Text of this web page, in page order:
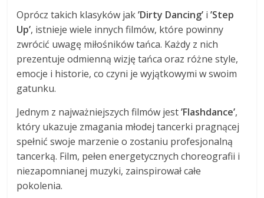
Oprócz takich klasyków jak’Dirty Dancing’ i’Step
Up’, istnieje wiele innych filmów, które powinny
zwrócić uwagę miłośników tańca. Każdy z nich
prezentuje odmienną wizję tańca oraz różne style,
emocje i historie, co czyni je wyjątkowymi w swoim
gatunku.
Jednym z najważniejszych filmów jest’Flashdance’,
który ukazuje zmagania młodej tancerki pragnącej
spełnić swoje marzenie o zostaniu profesjonalną
tancerką. Film, pełen energetycznych choreografii i
niezapomnianej muzyki, zainspirował całe
pokolenia.